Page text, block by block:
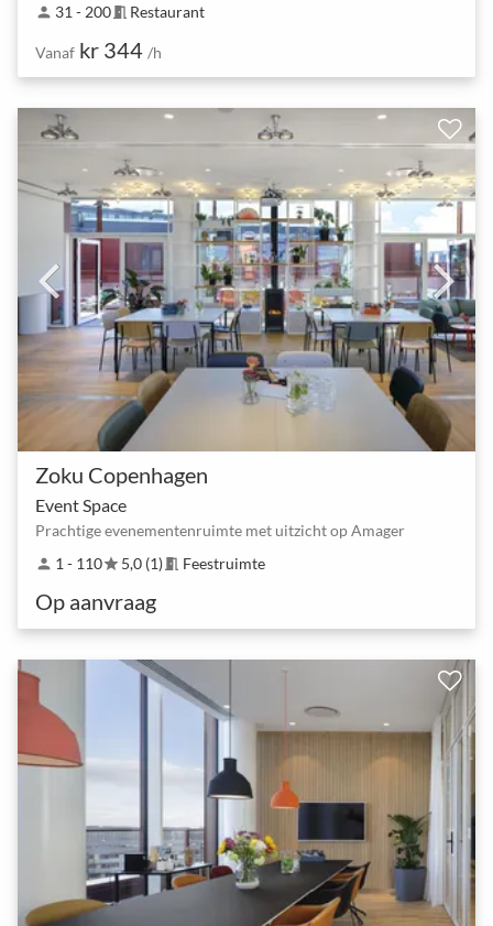
person 31 - 200meeting_room Restaurant
Vanaf kr 344 /h
Zoku Copenhagen
Event Space
Prachtige evenementenruimte met uitzicht op Amager
person 1 - 110star5,0 (1) meeting_room Feestruimte
Op aanvraag